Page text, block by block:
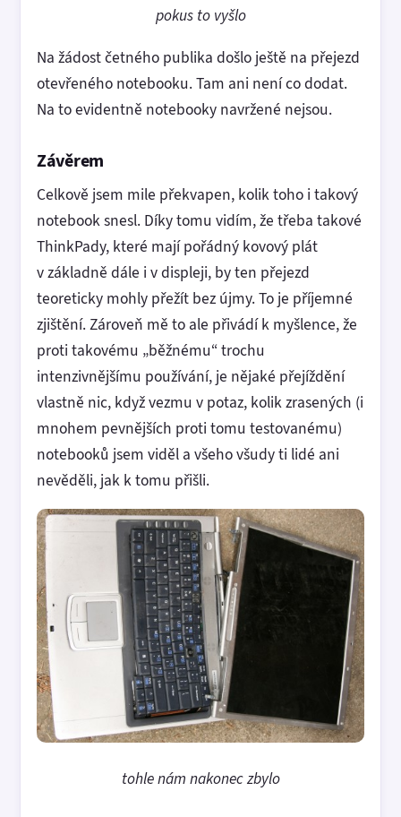
pokus to vyšlo
Na žádost četného publika došlo ještě na přejezd
otevřeného notebooku. Tam ani není co dodat.
Na to evidentně notebooky navržené nejsou.
Závěrem
Celkově jsem mile překvapen, kolik toho i takový
notebook snesl. Díky tomu vidím, že třeba takové
ThinkPady, které mají pořádný kovový plát
v základně dále i v displeji, by ten přejezd
teoreticky mohly přežít bez újmy. To je příjemné
zjištění. Zároveň mě to ale přivádí k myšlence, že
proti takovému „běžnému“ trochu
intenzivnějšímu používání, je nějaké přejíždění
vlastně nic, když vezmu v potaz, kolik zrasených (i
mnohem pevnějších proti tomu testovanému)
notebooků jsem viděl a všeho všudy ti lidé ani
nevěděli, jak k tomu přišli.
tohle nám nakonec zbylo